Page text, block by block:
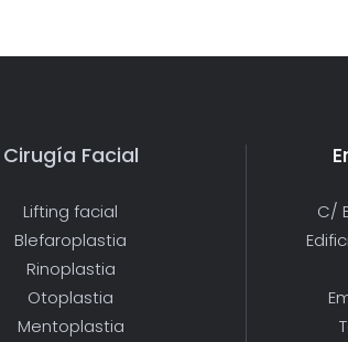
Cirugía Facial
Lifting facial
Blefaroplastia
Rinoplastia
Otoplastia
Mentoplastia
C/